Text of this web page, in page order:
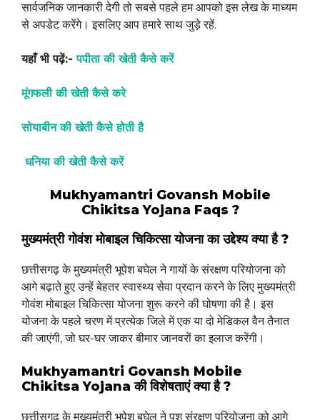
सार्वजनिक जानकारी देगी तो सबसे पहले हम आपको इस लेख के माध्यम
से अपडेट करेंगे। इसलिए आप हमारे साथ जुड़े रहें.
यहाँ भी पढ़ें:-पपीता की खेती कैसे करें
मूंगफली की खेती कैसे करे
सोयाबीन की खेती कैसे होती है
धनिया की खेती कैसे करें
Mukhyamantri Govansh Mobile
Chikitsa Yojana Faqs ?
मुख्यमंत्री गोवंश मोबाइल चिकित्सा योजना का उद्देश्य क्या है ?
छत्तीसगढ़ के मुख्यमंत्री भूपेश बघेल ने गायों के संरक्षण परियोजना को
आगे बढ़ाते हुए उन्हें बेहतर स्वास्थ्य सेवा प्रदान करने के लिए मुख्यमंत्री
गोवंश मोबाइल चिकित्सा योजना शुरू करने की घोषणा की है। इस
योजना के पहले चरण में प्रत्येक जिले में एक या दो मेडिकल वैन तैनात
की जाएंगी, जो घर-घर जाकर बीमार जानवरों का इलाज करेंगी।
Mukhyamantri Govansh Mobile
Chikitsa Yojana की विशेषताएं क्या है ?
छत्तीसगढ़ के मुख्यमंत्री भूपेश बघेल ने पशु संरक्षण परियोजना को आगे